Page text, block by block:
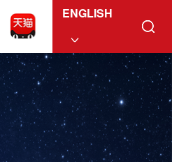
ENGLISH